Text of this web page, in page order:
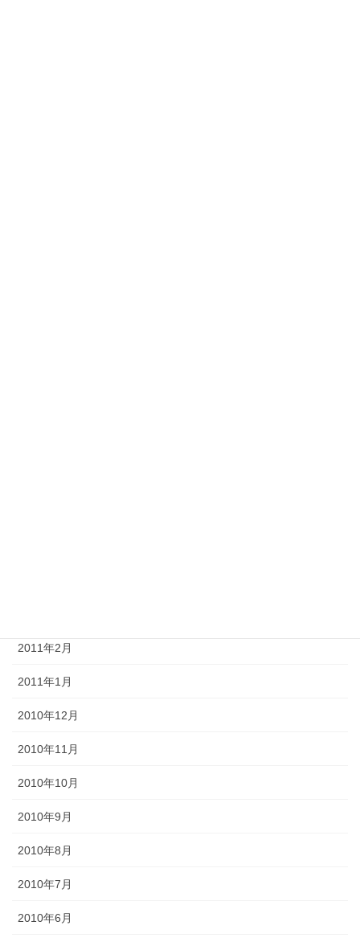
2011年2月
2011年1月
2010年12月
2010年11月
2010年10月
2010年9月
2010年8月
2010年7月
2010年6月